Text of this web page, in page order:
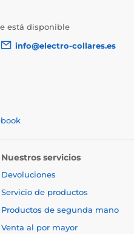
las
de forma proactiva
iones negativos para
y traer aire fresco
está disponible
info@electro-collares.es
Nuestros servicios
Devoluciones
Servicio de productos
Productos de segunda mano
Venta al por mayor